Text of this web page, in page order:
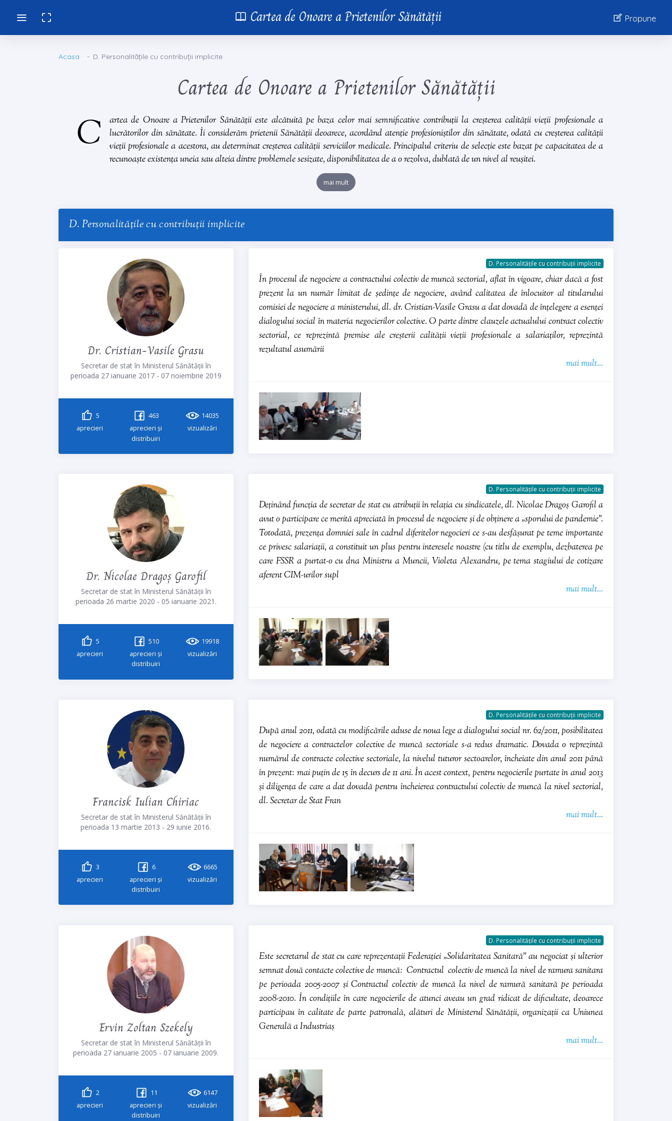
Cartea de Onoare a Prietenilor Sănătății Propune
Acasa D. Personalitățile cu contribuții implicite
Cartea de Onoare a Prietenilor Sănătății
C artea de Onoare a Prietenilor Sănătățiieste alcătuită pe baza celor mai semnificative contribuții la creșterea calității vieții profesionale a
lucrătorilor din sănătate. Îi considerămprietenii Sănătății deoarece, acordând atenție profesioniștilor din sănătate, odată cu creșterea calității
vieții profesionale a acestora, au determinat creșterea calității serviciilor medicale. Principalul criteriu de selecție este bazat pe capacitatea de a
recunoaște existența uneia sau alteia dintre problemele sesizate, disponibilitatea de a o rezolva, dublată de un nivel al reușitei.
mai mult
D. Personalitățile cu contribuții implicite
Dr. Cristian-Vasile Grasu
Secretar de stat în Ministerul Sănătății în
perioada 27 ianuarie 2017 - 07 noiembrie 2019
5
aprecieri
463
aprecieri și
distribuiri
14035
vizualizări
D. Personalitățile cu contribuții implicite
În procesul de negociere a contractului colectiv de muncă sectorial, aflat în vigoare, chiar dacă a fost
prezent la un număr limitat de ședințe de negociere, având calitatea de înlocuitor al titularului
comisiei de negociere a ministerului, dl. dr. Cristian-Vasile Grasu a dat dovadă de înțelegere a esenței
dialogului social în materia negocierilor colective. O parte dintre clauzele actualului contract colectiv
sectorial, ce reprezintă premise ale creșterii calității vieții profesionale a salariaților, reprezintă
rezultatul asumării
mai mult...
Dr. Nicolae Dragoș Garofil
Secretar de stat în Ministerul Sănătății în
perioada 26 martie 2020 - 05 ianuarie 2021.
5
aprecieri
510
aprecieri și
distribuiri
19918
vizualizări
D. Personalitățile cu contribuții implicite
Deținând funcția de secretar de stat cu atribuții în relația cu sindicatele, dl. Nicolae Dragoș Garofil a
avut o participare ce merită apreciată în procesul de negociere și de obținere a „sporului de pandemie”.
Totodată, prezența domniei sale în cadrul diferitelor negocieri ce s-au desfășurat pe teme importante
ce privesc salariații, a constituit un plus pentru interesele noastre (cu titlu de exemplu, dezbaterea pe
care FSSR a purtat-o cu dna Ministru a Muncii, Violeta Alexandru, pe tema stagiului de cotizare
aferent CIM-urilor supl
mai mult...
Francisk Iulian Chiriac
Secretar de stat în Ministerul Sănătății în
perioada 13 martie 2013 - 29 iunie 2016.
3
aprecieri
6
aprecieri și
distribuiri
6665
vizualizări
D. Personalitățile cu contribuții implicite
După anul 2011, odată cu modificările aduse de noua lege a dialogului social nr. 62/2011, posibilitatea
de negociere a contractelor colective de muncă sectoriale s-a redus dramatic. Dovada o reprezintă
numărul de contracte colective sectoriale, la nivelul tuturor sectoarelor, încheiate din anul 2011 până
în prezent: mai puțin de 15 în decurs de 11 ani. În acest context, pentru negocierile purtate în anul 2013
și diligența de care a dat dovadă pentru încheierea contractului colectiv de muncă la nivel sectorial,
dl. Secretar de Stat Fran
mai mult...
Ervin Zoltan Szekely
Secretar de stat în Ministerul Sănătății în
perioada 27 ianuarie 2005 - 07 ianuarie 2009.
2
aprecieri
11
aprecieri și
distribuiri
6147
vizualizări
D. Personalitățile cu contribuții implicite
Este secretarul de stat cu care reprezentații Federației „Solidaritatea Sanitară” au negociat și ulterior
semnat două contacte colective de muncă: Contractul colectiv de muncă la nivel de ramura sanitara
pe perioada 2005-2007 și Contractul colectiv de muncă la nivel de ramură sanitară pe perioada
2008-2010. În condițiile în care negocierile de atunci aveau un grad ridicat de dificultate, deoarece
participau în calitate de parte patronală, alături de Ministerul Sănătății, organizații ca Uniunea
Generală a Industriaș
mai mult...